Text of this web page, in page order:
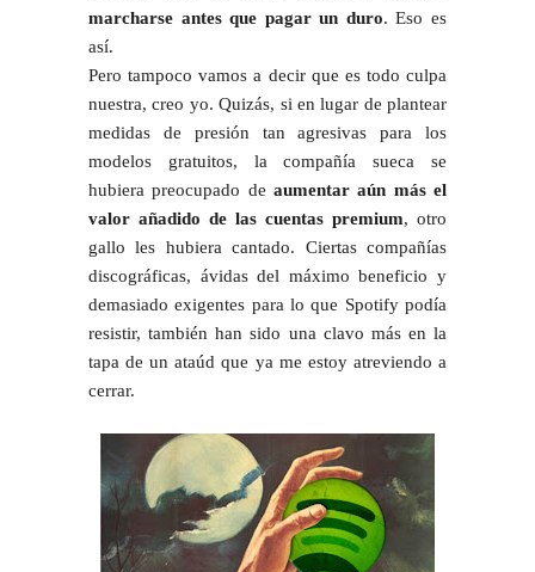
marcharse antes que pagar un duro. Eso es
así.
Pero tampoco vamos a decir que es todo culpa
nuestra, creo yo. Quizás, si en lugar de plantear
medidas de presión tan agresivas para los
modelos gratuitos, la compañía sueca se
hubiera preocupado de aumentar aún más el
valor añadido de las cuentas premium, otro
gallo les hubiera cantado. Ciertas compañías
discográficas, ávidas del máximo beneficio y
demasiado exigentes para lo que Spotify podía
resistir, también han sido una clavo más en la
tapa de un ataúd que ya me estoy atreviendo a
cerrar.